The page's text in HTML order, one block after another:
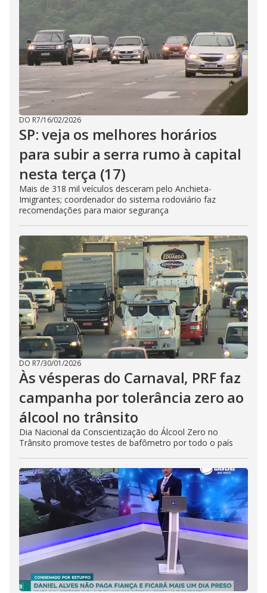
DO R7/16/02/2026
SP: veja os melhores horários
para subir a serra rumo à capital
nesta terça (17)
Mais de 318 mil veículos desceram pelo Anchieta-
Imigrantes; coordenador do sistema rodoviário faz
recomendações para maior segurança
DO R7/30/01/2026
Às vésperas do Carnaval, PRF faz
campanha por tolerância zero ao
álcool no trânsito
Dia Nacional da Conscientização do Álcool Zero no
Trânsito promove testes de bafômetro por todo o país